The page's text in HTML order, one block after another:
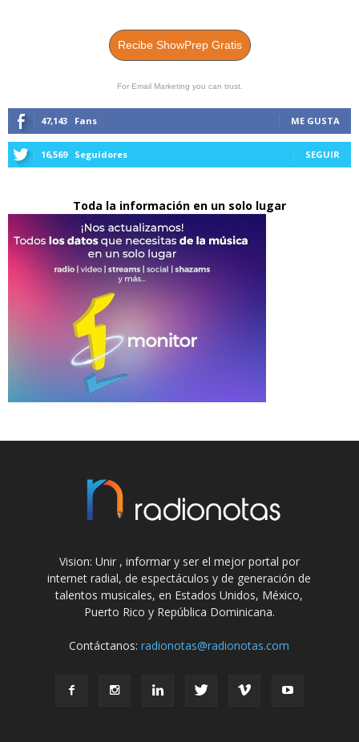
Recibe ShowPrep Gratis
For Email Marketing you can trust.
47,143 Fans ME GUSTA
16,569 Seguidores SEGUIR
Toda la información en un solo lugar
Vision: Unir , informar y ser el mejor portal por
internet radial, de espectáculos y de generación de
talentos musicales, en Estados Unidos, México,
Puerto Rico y República Dominicana.
Contáctanos:radionotas@radionotas.com